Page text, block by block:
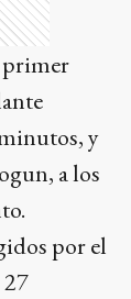
primer
y
a los
por el